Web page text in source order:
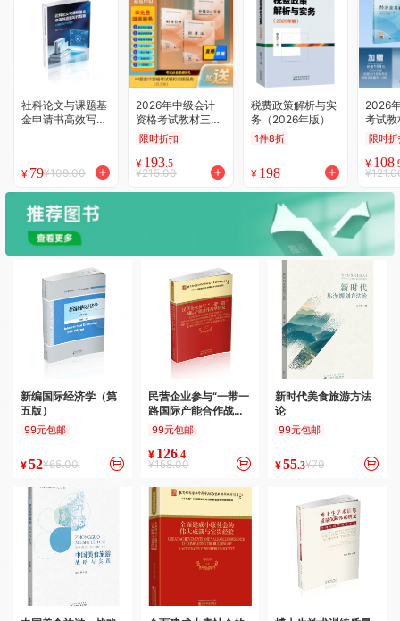
社科论文与课题基
金申请书高效写作
¥ 79¥109.00
2026年中级会计
资格考试教材三科
全套 中级会计实务
84元+财务管理63
元+经济法68元 加
赠价值99元/科 模
拟训练服务
限时折扣
¥ 193.5
¥215.00
税费政策解析与实
务（2026年版）
1件8折
¥ 198
2026
考试
（初
元+经
元+套
导图
限时
¥ 108
新编国际经济学（第
五版）
99元包邮
¥52¥65.00
民营企业参与“一带一
路国际产能合作战略
研究
99元包邮
¥ 126.4
¥158.00
新时代美食旅游方法
论
99元包邮
¥55.3¥79